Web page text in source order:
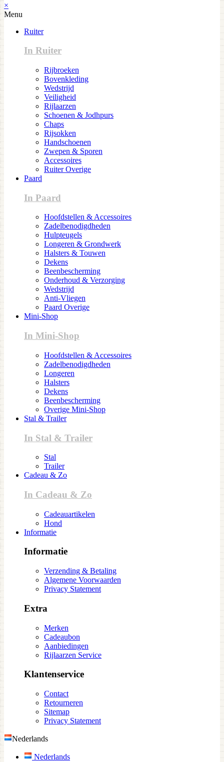
×
Menu
Ruiter
In Ruiter
Rijbroeken
Bovenkleding
Wedstrijd
Veiligheid
Rijlaarzen
Schoenen & Jodhpurs
Chaps
Rijsokken
Handschoenen
Zwepen & Sporen
Accessoires
Ruiter Overige
Paard
In Paard
Hoofdstellen & Accessoires
Zadelbenodigdheden
Hulpteugels
Longeren & Grondwerk
Halsters & Touwen
Dekens
Beenbescherming
Onderhoud & Verzorging
Wedstrijd
Anti-Vliegen
Paard Overige
Mini-Shop
In Mini-Shop
Hoofdstellen & Accessoires
Zadelbenodigdheden
Longeren
Halsters
Dekens
Beenbescherming
Overige Mini-Shop
Stal & Trailer
In Stal & Trailer
Stal
Trailer
Cadeau & Zo
In Cadeau & Zo
Cadeauartikelen
Hond
Informatie
Informatie
Verzending & Betaling
Algemene Voorwaarden
Privacy Statement
Extra
Merken
Cadeaubon
Aanbiedingen
Rijlaarzen Service
Klantenservice
Contact
Retourneren
Sitemap
Privacy Statement
Nederlands
Nederlands